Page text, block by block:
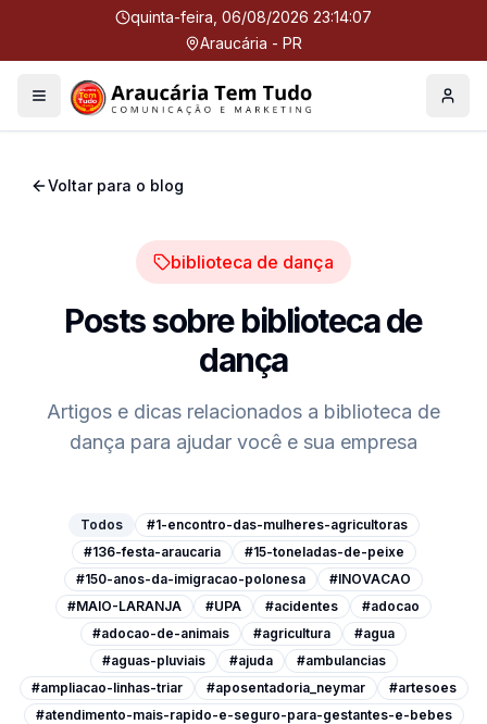
quinta-feira, 06/08/2026 23:14:08
Araucária - PR
Menu Perfil
Voltar para o blog
biblioteca de dança
Posts sobrebiblioteca de
dança
Artigos e dicas relacionados a biblioteca de
dança para ajudar você e sua empresa
Todos
#1-encontro-das-mulheres-agricultoras
#136-festa-araucaria
#15-toneladas-de-peixe
#150-anos-da-imigracao-polonesa
#INOVACAO
#MAIO-LARANJA
#UPA #acidentes
#adocao
#adocao-de-animais
#agricultura
#agua
#aguas-pluviais
#ajuda
#ambulancias
#ampliacao-linhas-triar
#aposentadoria_neymar
#artesoes
#atendimento-mais-rapido-e-seguro-para-gestantes-e-bebes